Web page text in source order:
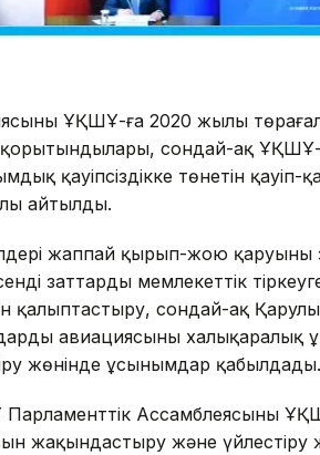
ҰҚШҰ-ға 2020 жылы
қорытындылары, сондай-ақ ҰҚШҰ-
қауіпсіздікке төнетін қауіп-
айтылды.
жаппай қырып-жою қаруының
заттарды мемлекеттік
қалыптастыру, сондай-ақ
авиациясының
жөнінде ұсынымдар қабылдады.
Ассамблеясының
жақындастыру және үйлестіру